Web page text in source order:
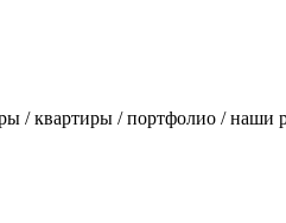
/ квартиры / портфолио / наши